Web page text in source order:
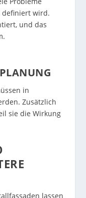
definiert wird.
und das
in
Zusätzlich
sie die Wirkung
lassen